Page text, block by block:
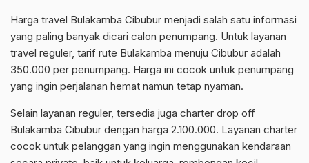
Harga travel Bulakamba Cibubur menjadi salah satu informasi
yang paling banyak dicari calon penumpang. Untuk layanan
travel reguler, tarif rute Bulakamba menuju Cibubur adalah
350.000 per penumpang. Harga ini cocok untuk penumpang
yang ingin perjalanan hemat namun tetap nyaman.
Selain layanan reguler, tersedia juga charter drop off
Bulakamba Cibubur dengan harga 2.100.000. Layanan charter
cocok untuk pelanggan yang ingin menggunakan kendaraan